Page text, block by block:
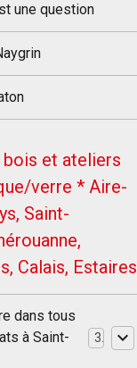
une question
bois et ateliers
verre * Aire-
Saint-
Calais, Estaires
dans tous
à Saint-